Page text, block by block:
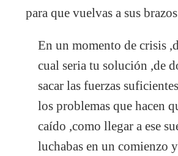
para que vuelvas a sus
En un momento de crisis
cual seria tu solución ,de
sacar las fuerzas
los problemas que hacen
caído ,como llegar a ese
luchabas en un comienzo